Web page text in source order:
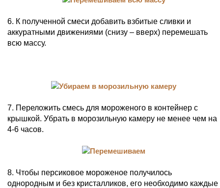
6. К полученной смеси добавить взбитые сливки и
аккуратными движениями (снизу – вверх) перемешать
всю массу.
7. Переложить смесь для мороженого в контейнер с
крышкой. Убрать в морозильную камеру не менее чем на
4-6 часов.
8. Чтобы персиковое мороженое получилось
однородным и без кристалликов, его необходимо каждые